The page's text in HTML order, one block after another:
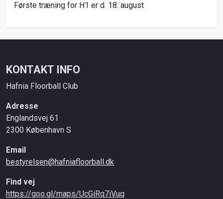
Første træning for H1 er d. 18. august
KONTAKT INFO
Hafnia Floorball Club
Adresse
Englandsvej 61
2300 København S
Email
bestyrelsen@hafniafloorball.dk
Find vej
https://goo.gl/maps/UcGiRq7iVuq